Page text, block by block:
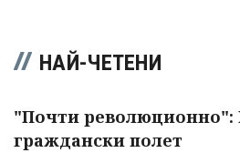
НАЙ-ЧЕТЕНИ
"Почти революционно":
граждански полет